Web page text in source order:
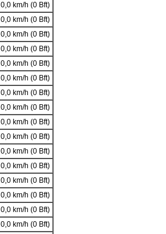
0,0 km/h (0 Bft)
0,0 km/h (0 Bft)
0,0 km/h (0 Bft)
0,0 km/h (0 Bft)
0,0 km/h (0 Bft)
0,0 km/h (0 Bft)
0,0 km/h (0 Bft)
0,0 km/h (0 Bft)
0,0 km/h (0 Bft)
0,0 km/h (0 Bft)
0,0 km/h (0 Bft)
0,0 km/h (0 Bft)
0,0 km/h (0 Bft)
0,0 km/h (0 Bft)
0,0 km/h (0 Bft)
0,0 km/h (0 Bft)